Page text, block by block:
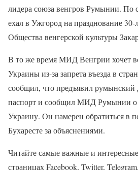
лидера союза венгров Румынии. По
ехал в Ужгород на празднование 30-
Общества венгерской культуры
В то же время МИД Венгрии хочет
Украины из-за запрета въезда в
сообщил, что предъявил румынский
паспорт и сообщил МИД Румынии о
Украину. Он намерен обратиться в
Бухаресте за объяснениями.
Читайте самые важные и
страницах Facebook, Twitter,